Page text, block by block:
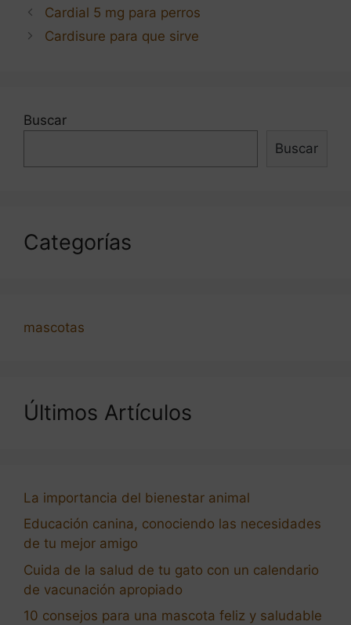
Navegación
de
Cardial 5 mg para perros
Cardisure para que sirve
Buscar
Buscar
Categorías
mascotas
Últimos Artículos
La importancia del bienestar animal
Educación canina, conociendo las necesidades
de tu mejor amigo
Cuida de la salud de tu gato con un calendario
de vacunación apropiado
10 consejos para una mascota feliz y saludable